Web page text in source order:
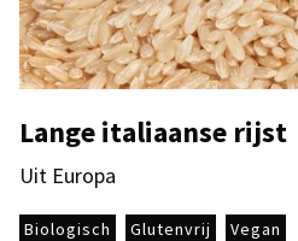
Lange italiaanse rijst
Uit Europa
Biologisch Glutenvrij Vegan